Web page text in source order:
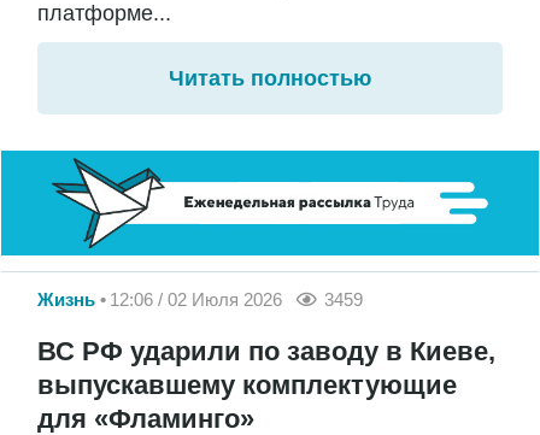
платформе...
Читать полностью
Жизнь 12:06 / 02 Июля 2026 3459
ВС РФ ударили по заводу в Киеве,
выпускавшему комплектующие
для «Фламинго»